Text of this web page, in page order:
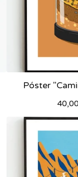
Póster